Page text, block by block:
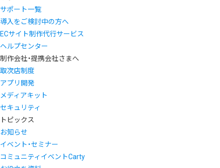
サポート一覧
導入をご検討中の方へ
ECサイト制作代行サービス
ヘルプセンター
制作会社・提携会社さまへ
取次店制度
アプリ開発
メディアキット
セキュリティ
トピックス
お知らせ
イベント・セミナー
コミュニティイベントCarty